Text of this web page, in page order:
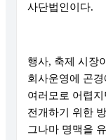
사단법인이다.
행사, 축제 시장
회사운영에 곤
여러모로 어렵지
전개하기 위한
그나마 명맥을